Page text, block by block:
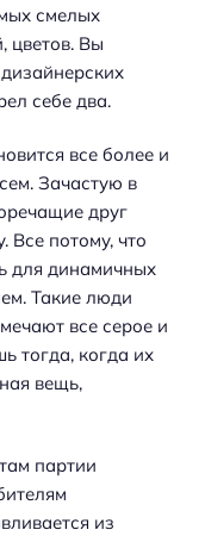
смелых
цветов. Вы
себе два.
все более и
Зачастую в
друг
Все потому, что
для динамичных
Такие люди
все серое и
тогда, когда их
вещь,
партии
из